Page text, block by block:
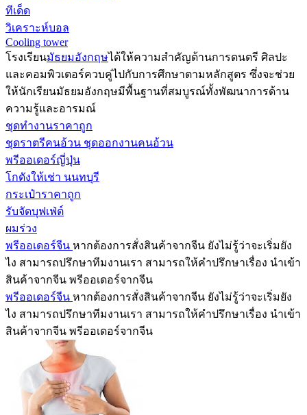
ทีเด็ด
วิเคราะห์บอล
Cooling tower
โรงเรียนมัธยมอังกฤษได้ให้ความสำคัญด้านการดนตรี ศิลปะ
และคอมพิวเตอร์ควบคู่ไปกับการศึกษาตามหลักสูตร ซึ่งจะช่วย
ให้นักเรียนมัธยมอังกฤษมีพื้นฐานที่สมบูรณ์ทั้งพัฒนาการด้าน
ความรู้และอารมณ์
ชุดทำงานราคาถูก
ชุดราตรีคนอ้วน ชุดออกงานคนอ้วน
พรีออเดอร์ญี่ปุ่น
โกดังให้เช่า นนทบุรี
กระเป๋าราคาถูก
รับจัดบุฟเฟ่ต์
ผมร่วง
พรีออเดอร์จีน หากต้องการสั่งสินค้าจากจีน ยังไม่รู้ว่าจะเริ่มยัง
ไง สามารถปรึกษาทีมงานเรา สามารถให้คำปรึกษาเรื่อง นำเข้า
สินค้าจากจีน พรีออเดอร์จากจีน
พรีออเดอร์จีน หากต้องการสั่งสินค้าจากจีน ยังไม่รู้ว่าจะเริ่มยัง
ไง สามารถปรึกษาทีมงานเรา สามารถให้คำปรึกษาเรื่อง นำเข้า
สินค้าจากจีน พรีออเดอร์จากจีน